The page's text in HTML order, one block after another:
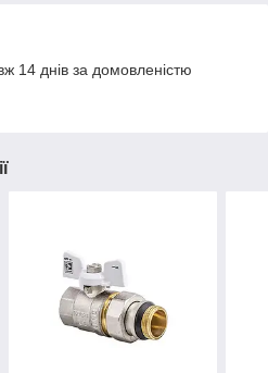
14 днів за домовленістю